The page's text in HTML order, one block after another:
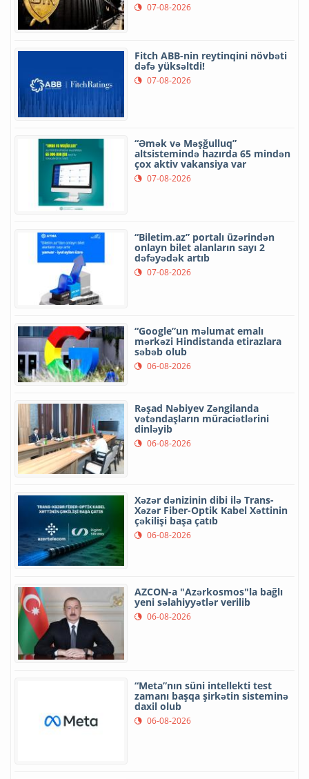
07-08-2026
Fitch ABB-nin reytinqini növbəti
dəfə yüksəltdi!
07-08-2026
“Əmək və Məşğulluq”
altsistemində hazırda 65 mindən
çox aktiv vakansiya var
07-08-2026
“Biletim.az” portalı üzərindən
onlayn bilet alanların sayı 2
dəfəyədək artıb
07-08-2026
“Google”un məlumat emalı
mərkəzi Hindistanda etirazlara
səbəb olub
06-08-2026
Rəşad Nəbiyev Zəngilanda
vətəndaşların müraciətlərini
dinləyib
06-08-2026
Xəzər dənizinin dibi ilə Trans-
Xəzər Fiber-Optik Kabel Xəttinin
çəkilişi başa çatıb
06-08-2026
AZCON-a "Azərkosmos"la bağlı
yeni səlahiyyətlər verilib
06-08-2026
“Meta”nın süni intellekti test
zamanı başqa şirkətin sisteminə
daxil olub
06-08-2026